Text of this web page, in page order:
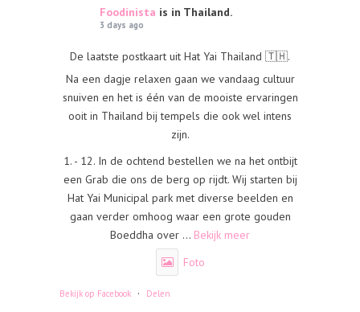
Foodinista is in Thailand.
3 days ago
De laatste postkaart uit Hat Yai Thailand 🇹🇭.
Na een dagje relaxen gaan we vandaag cultuur
snuiven en het is één van de mooiste ervaringen
ooit in Thailand bij tempels die ook wel intens
zijn.
1. - 12. In de ochtend bestellen we na het ontbijt
een Grab die ons de berg op rijdt. Wij starten bij
Hat Yai Municipal park met diverse beelden en
gaan verder omhoog waar een grote gouden
Boeddha over ... Bekijk meer
Foto
Bekijk op Facebook · Delen